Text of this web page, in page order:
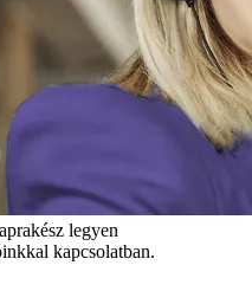
legyen
kapcsolatban.